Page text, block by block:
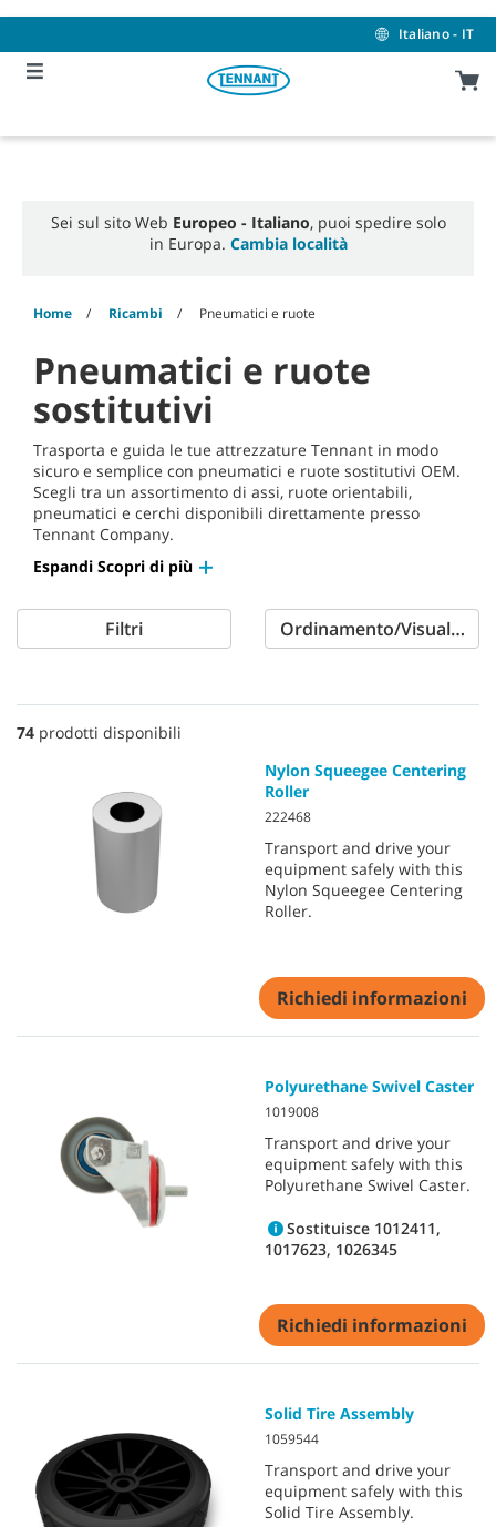
content
navigation
menu
Italiano - IT
Sei sul sito Web Europeo - Italiano, puoi spedire solo
in Europa. Cambia località
Home Ricambi Pneumatici e ruote
Pneumatici e ruote
sostitutivi
Trasporta e guida le tue attrezzature Tennant in modo
sicuro e semplice con pneumatici e ruote sostitutivi OEM.
Scegli tra un assortimento di assi, ruote orientabili,
pneumatici e cerchi disponibili direttamente presso
Tennant Company.
Espandi Scopri di più
Filtri Ordinamento/
74 prodotti disponibili
Nylon Squeegee Centering
Roller
222468
Transport and drive your
equipment safely with this
Nylon Squeegee Centering
Roller.
Richiedi informazioni
Polyurethane Swivel Caster
1019008
Transport and drive your
equipment safely with this
Polyurethane Swivel Caster.
Sostituisce 1012411,
1017623, 1026345
Richiedi informazioni
Solid Tire Assembly
1059544
Transport and drive your
equipment safely with this
Solid Tire Assembly.